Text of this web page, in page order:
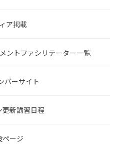
ア掲載
ントファシリテーター一覧
バーサイト
更新講習日程
ページ